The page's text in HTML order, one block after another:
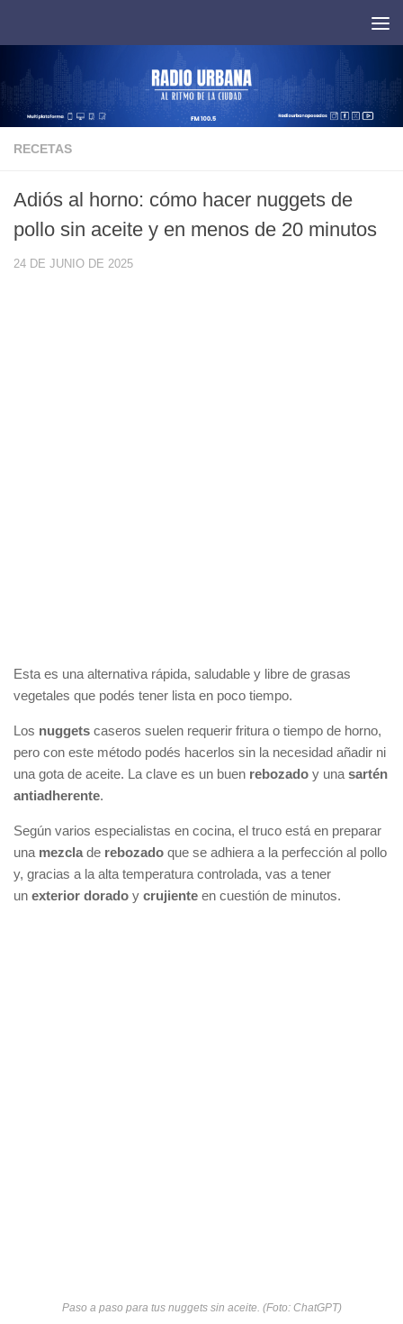
RECETAS
Adiós al horno: cómo hacer nuggets de
pollo sin aceite y en menos de 20 minutos
24 DE JUNIO DE 2025
Esta es una alternativa rápida, saludable y libre de grasas
vegetales que podés tener lista en poco tiempo.
Los nuggets caseros suelen requerir fritura o tiempo de horno,
pero con este método podés hacerlos sin la necesidad añadir ni
una gota de aceite. La clave es un buen rebozado y una sartén
antiadherente.
Según varios especialistas en cocina, el truco está en preparar
una mezcla de rebozado que se adhiera a la perfección al pollo
y, gracias a la alta temperatura controlada, vas a tener
un exterior dorado y crujiente en cuestión de minutos.
Paso a paso para tus nuggets sin aceite. (Foto: ChatGPT)